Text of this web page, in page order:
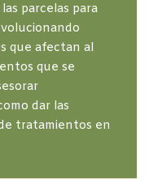
parcelas para
que afectan al
que se
dar las
tratamientos en